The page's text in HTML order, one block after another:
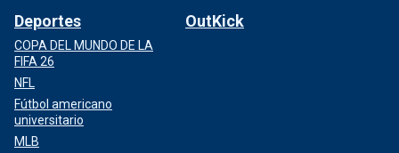
Deportes
COPA DEL MUNDO DE LA
FIFA 26
NFL
Fútbol americano
universitario
MLB
OutKick